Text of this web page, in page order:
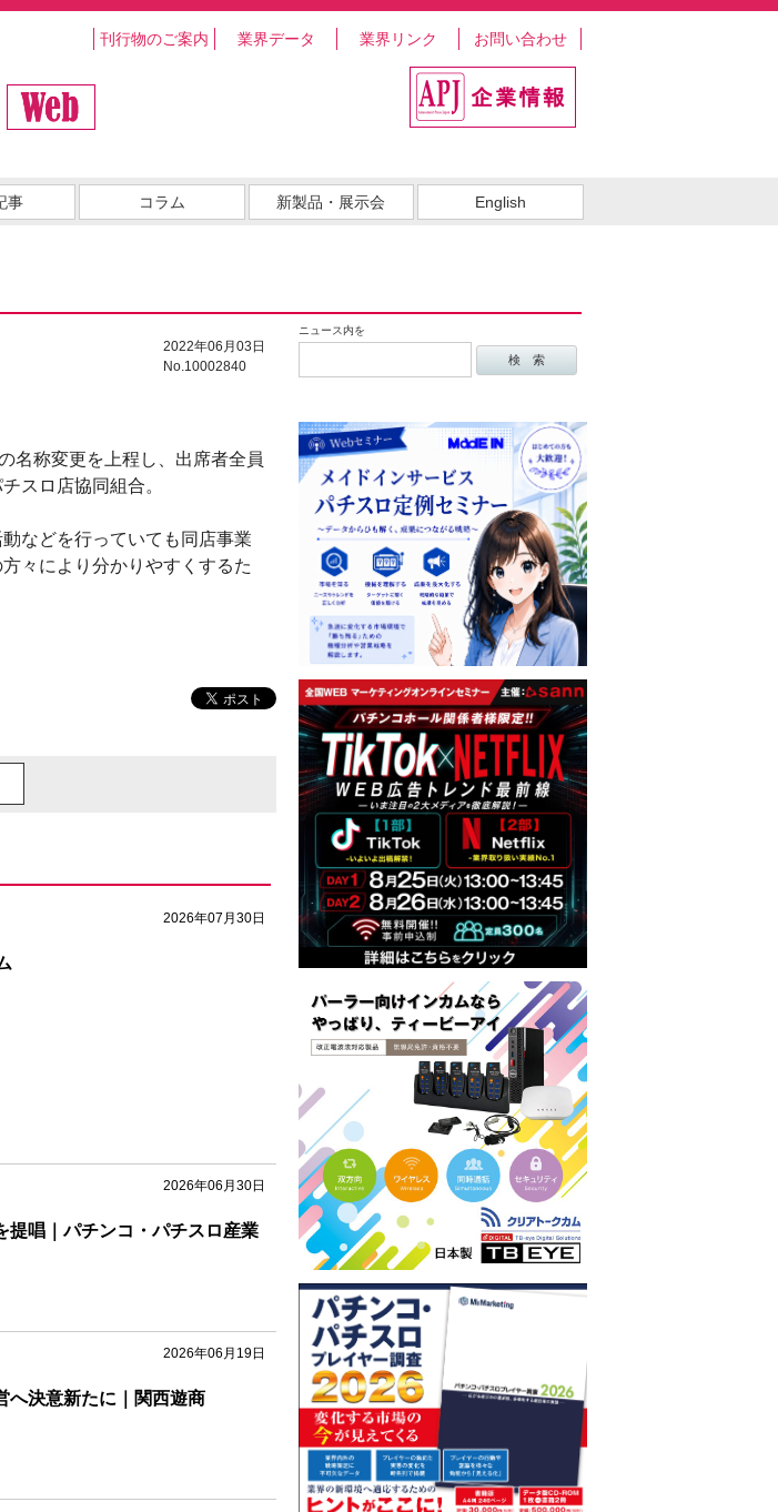
刊行物のご案内 業界データ 業界リンク お問い合わせ
事 コラム 新製品・展示会 English
ニュース内を
2022年06月03日
No.10002840
名称変更を上程し、出席者全員
スロ店協同組合。
などを行っていても同店事業
々により分かりやすくするた
2026年07月30日
2026年06月30日
提唱｜パチンコ・パチスロ産業
2026年06月19日
へ決意新たに｜関西遊商